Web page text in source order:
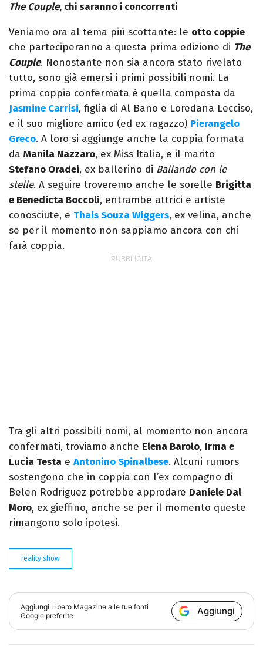
The Couple, chi saranno i concorrenti
Veniamo ora al tema più scottante: le otto coppie
che parteciperanno a questa prima edizione di The
Couple. Nonostante non sia ancora stato rivelato
tutto, sono già emersi i primi possibili nomi. La
prima coppia confermata è quella composta da
Jasmine Carrisi, figlia di Al Bano e Loredana Lecciso,
e il suo migliore amico (ed ex ragazzo) Pierangelo
Greco. A loro si aggiunge anche la coppia formata
da Manila Nazzaro, ex Miss Italia, e il marito
Stefano Oradei, ex ballerino di Ballando con le
stelle. A seguire troveremo anche le sorelle Brigitta
e Benedicta Boccoli, entrambe attrici e artiste
conosciute, e Thais Souza Wiggers, ex velina, anche
se per il momento non sappiamo ancora con chi
farà coppia.
Tra gli altri possibili nomi, al momento non ancora
confermati, troviamo anche Elena Barolo, Irma e
Lucia Testa e Antonino Spinalbese. Alcuni rumors
sostengono che in coppia con l’ex compagno di
Belen Rodriguez potrebbe approdare Daniele Dal
Moro, ex gieffino, anche se per il momento queste
rimangono solo ipotesi.
reality show
Aggiungi Libero Magazine alle tue fonti
Google preferite
Aggiungi